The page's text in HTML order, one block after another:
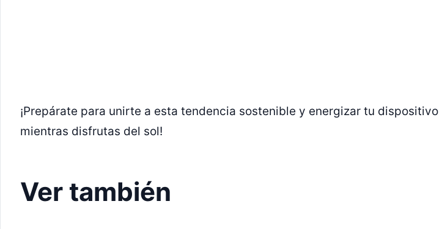
¡Prepárate para unirte a esta tendencia sostenible y energizar tu dispositivo
mientras disfrutas del sol!
Ver también